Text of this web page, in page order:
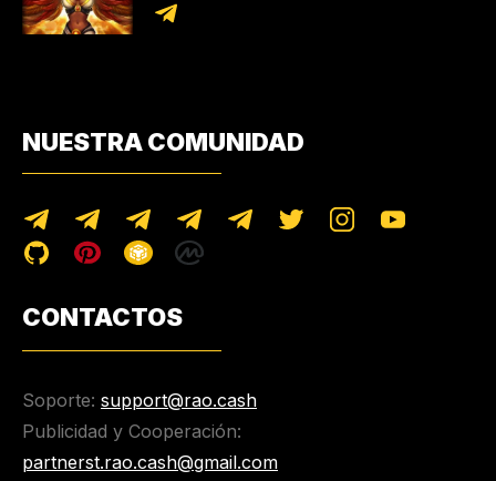
NUESTRA COMUNIDAD
CONTACTOS
Soporte: support@rao.cash
Publicidad y Cooperación:
partnerst.rao.cash@gmail.com